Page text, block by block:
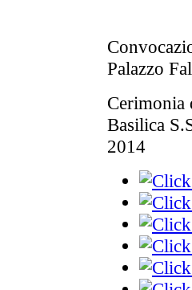
Palazzo
Cerimonia
Basilica
2014